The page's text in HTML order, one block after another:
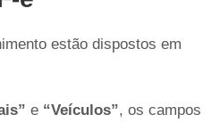
estão dispostos em
e “Veículos”, os campos